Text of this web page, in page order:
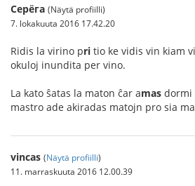
Серёга (Näytä profiilli)
7. lokakuuta 2016 17.42.20
Ridis la virino pri tio ke vidis vin kiam
okuloj inundita per vino.
La kato ŝatas la maton ĉar amas dormi
mastro ade akiradas matojn pro sia
vincas (Näytä profiilli)
11. marraskuuta 2016 12.00.39